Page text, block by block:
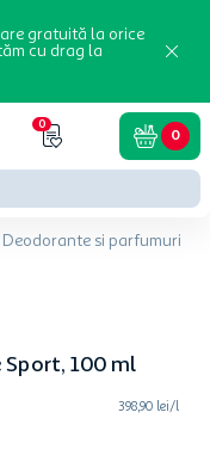
gratuită la orice
cu drag la
0
0
Deodorante si parfumuri
Sport, 100 ml
398,90 lei/l